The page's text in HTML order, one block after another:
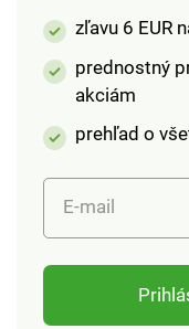
zľavu 6 EUR
prednostný
akciám
prehľad o
E-mail